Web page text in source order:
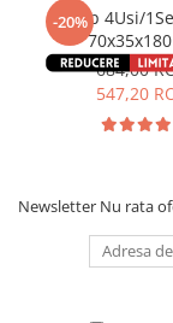
-20%
Dulap 4Usi/
684,00
547,20
Newsletter Nu rata